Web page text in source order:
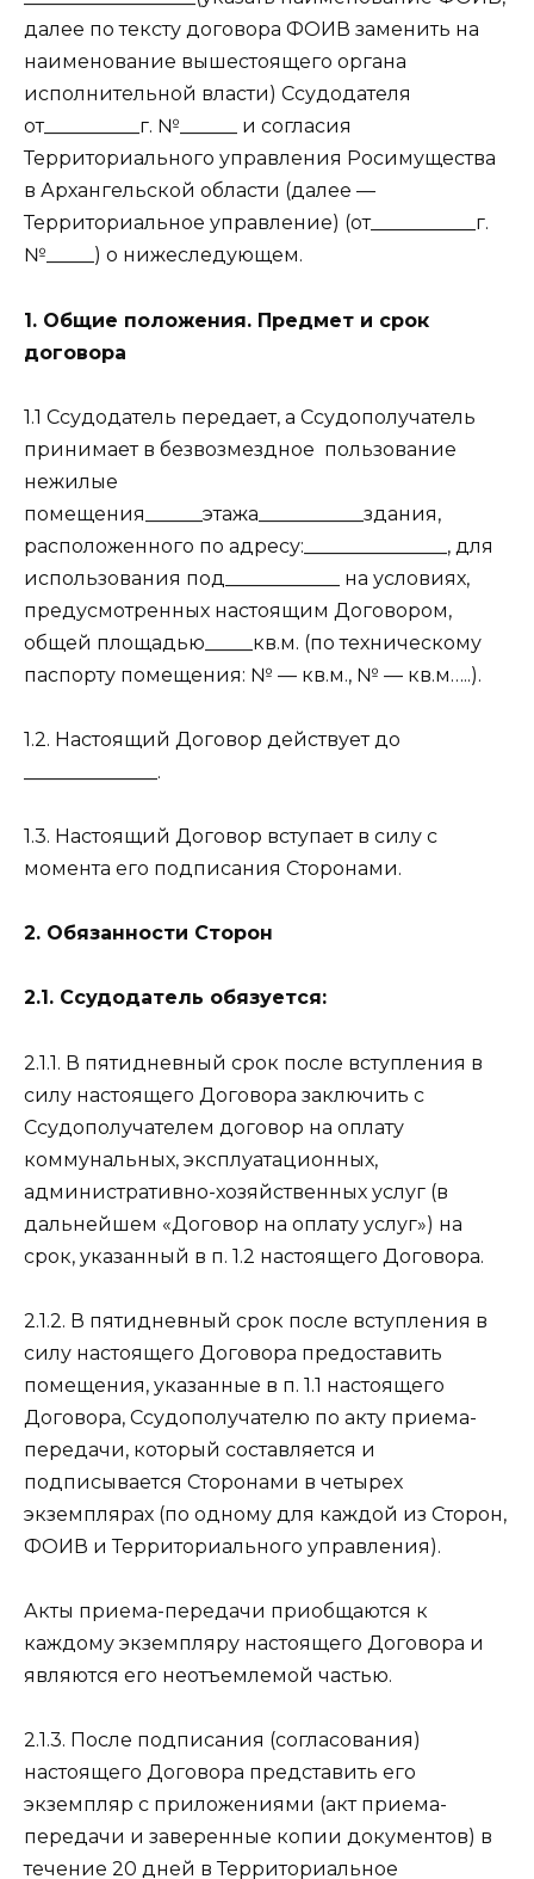
далее по тексту договора ФОИВ заменить на
наименование вышестоящего органа
исполнительной власти) Ссудодателя
от__________г. №______ и согласия
Территориального управления Росимущества
в Архангельской области (далее —
Территориальное управление) (от___________г.
№_____) о нижеследующем.
1. Общие положения. Предмет и срок
договора
1.1 Ссудодатель передает, а Ссудополучатель
принимает в безвозмездное пользование
нежилые
помещения______этажа___________здания,
расположенного по адресу:_______________, для
использования под____________ на условиях,
предусмотренных настоящим Договором,
общей площадью_____кв.м. (по техническому
паспорту помещения: № — кв.м., № — кв.м…..).
1.2. Настоящий Договор действует до
______________.
1.3. Настоящий Договор вступает в силу с
момента его подписания Сторонами.
2. Обязанности Сторон
2.1. Ссудодатель обязуется:
2.1.1. В пятидневный срок после вступления в
силу настоящего Договора заключить с
Ссудополучателем договор на оплату
коммунальных, эксплуатационных,
административно-хозяйственных услуг (в
дальнейшем «Договор на оплату услуг») на
срок, указанный в п. 1.2 настоящего Договора.
2.1.2. В пятидневный срок после вступления в
силу настоящего Договора предоставить
помещения, указанные в п. 1.1 настоящего
Договора, Ссудополучателю по акту приема-
передачи, который составляется и
подписывается Сторонами в четырех
экземплярах (по одному для каждой из Сторон,
ФОИВ и Территориального управления).
Акты приема-передачи приобщаются к
каждому экземпляру настоящего Договора и
являются его неотъемлемой частью.
2.1.3. После подписания (согласования)
настоящего Договора представить его
экземпляр с приложениями (акт приема-
передачи и заверенные копии документов) в
течение 20 дней в Территориальное